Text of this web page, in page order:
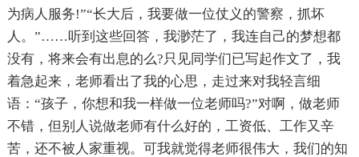
为病人服务!”“长大后，我要做一位仗义的警察，抓坏
人。”……听到这些回答，我渺茫了，我连自己的梦想都
没有，将来会有出息的么?只见同学们已写起作文了，我
着急起来，老师看出了我的心思，走过来对我轻言细
语：“孩子，你想和我一样做一位老师吗?”对啊，做老师
不错，但别人说做老师有什么好的，工资低、工作又辛
苦，还不被人家重视。可我就觉得老师很伟大，我们的知